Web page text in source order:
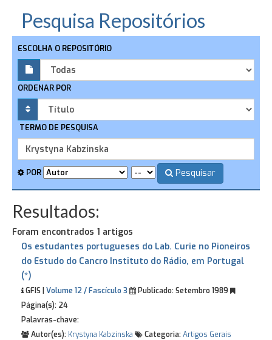
Pesquisa Repositórios
ESCOLHA O REPOSITÓRIO
ORDENAR POR
TERMO DE PESQUISA
POR Pesquisar
Resultados:
Foram encontrados 1 artigos
Os estudantes portugueses do Lab. Curie no Pioneiros
do Estudo do Cancro Instituto do Rádio, em Portugal
(*)
GFIS | Volume 12 / Fascículo 3 Publicado:Setembro 1989
Página(s): 24
Palavras-chave:
Autor(es): Krystyna Kabzinska Categoria:Artigos Gerais